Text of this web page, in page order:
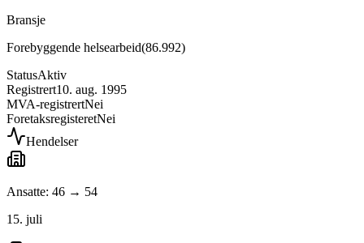
Bransje
Forebyggende helsearbeid(86.992)
StatusAktiv
Registrert10. aug. 1995
MVA-registrertNei
ForetaksregisteretNei
Hendelser
Ansatte: 46 → 54
15. juli